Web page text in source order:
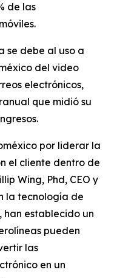
de las
se debe al uso a
del video
electrónicos,
que midió su
por liderar la
el cliente dentro de
Wing, Phd, CEO y
la tecnología de
establecido un
pueden
las
en un